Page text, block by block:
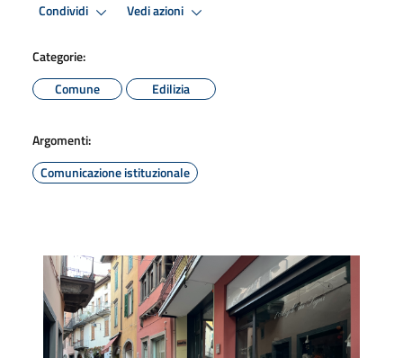
Condividi Vedi azioni
Categorie:
Comune
Edilizia
Argomenti:
Comunicazione istituzionale